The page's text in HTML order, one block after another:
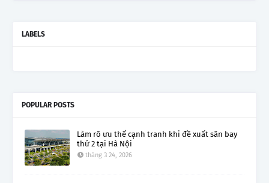
LABELS
POPULAR POSTS
Làm rõ ưu thế cạnh tranh khi đề xuất sân bay
thứ 2 tại Hà Nội
tháng 3 24, 2026